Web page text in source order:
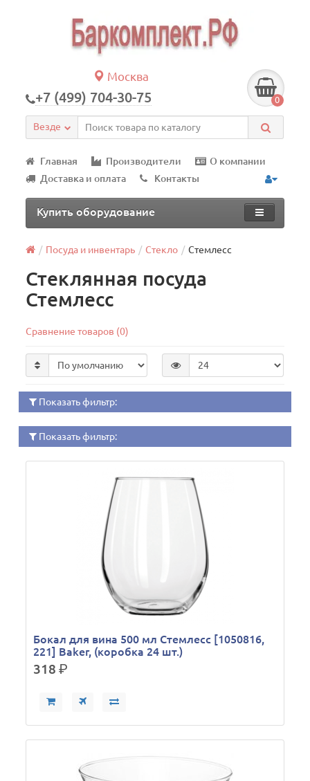
Москва
+7 (499) 704-30-75 0
Везде
Главная Производители
О компании
Доставка и оплата
Контакты
Купить оборудование
Посуда и инвентарь Стеклo Стемлесс
Стеклянная посуда
Стемлесс
Сравнение товаров (0)
Показать фильтр:
Показать фильтр:
Бокал для вина 500 мл Стемлесс [1050816,
221] Baker, (коробка 24 шт.)
318р.